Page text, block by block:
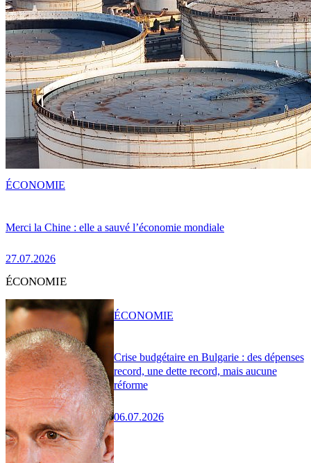
Merci la Chine : elle a sauvé l’économie mondiale
27.07.2026
ÉCONOMIE
ÉCONOMIE
Crise budgétaire en Bulgarie : des dépenses
record, une dette record, mais aucune
réforme
06.07.2026
ÉCONOMIE